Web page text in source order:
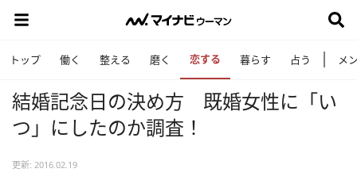
トップ 働く 整える 磨く 恋する 暮らす 占う メ
結婚記念日の決め方 既婚女性に「い
つ」にしたのか調査！
更新: 2016.02.19